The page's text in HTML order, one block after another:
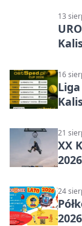
13
16
21
XX
24
2026